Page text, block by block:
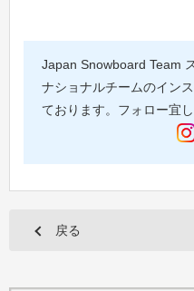
Japan Snowboard Team
ナショナルチームのイン
ております。フォロー宜
戻る